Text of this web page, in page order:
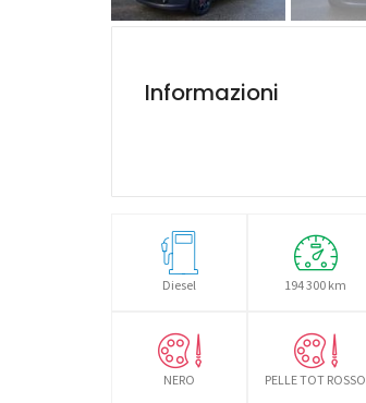
Informazioni
Diesel 194 300 km
NERO PELLE TOT ROSSO